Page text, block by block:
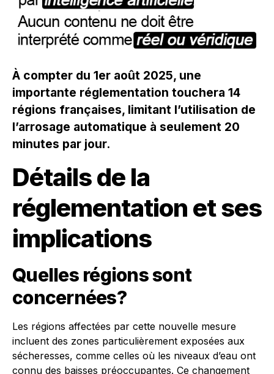
À compter du 1er août 2025, une
importante réglementation touchera 14
régions françaises, limitant l’utilisation de
l’arrosage automatique à seulement 20
minutes par jour.
Détails de la
réglementation et ses
implications
Quelles régions sont
concernées?
Les régions affectées par cette nouvelle mesure
incluent des zones particulièrement exposées aux
sécheresses, comme celles où les niveaux d’eau ont
connu des baisses préoccupantes. Ce changement